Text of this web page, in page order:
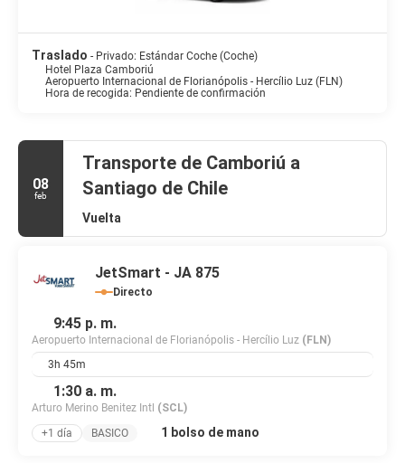
Si quieres tomar una deliciosa cena, encontrarás numerosas
de habitaciones con horario limitado. Qué mejor forma de acabar
el día que con una bebida en el bar o lounge.
Traslado - Privado: Estándar Coche (Coche)
Hotel Plaza Camboriú
Aeropuerto Internacional de Florianópolis - Hercílio Luz (FLN)
Hora de recogida: Pendiente de confirmación
08
feb
Transporte de Camboriú a
Santiago de Chile
Vuelta
JetSmart - JA 875
Directo
9:45 p. m.
Aeropuerto Internacional de Florianópolis - Hercílio Luz (FLN)
3h 45m
1:30 a. m.
Arturo Merino Benitez Intl (SCL)
+1 día
BASICO 1 bolso de mano